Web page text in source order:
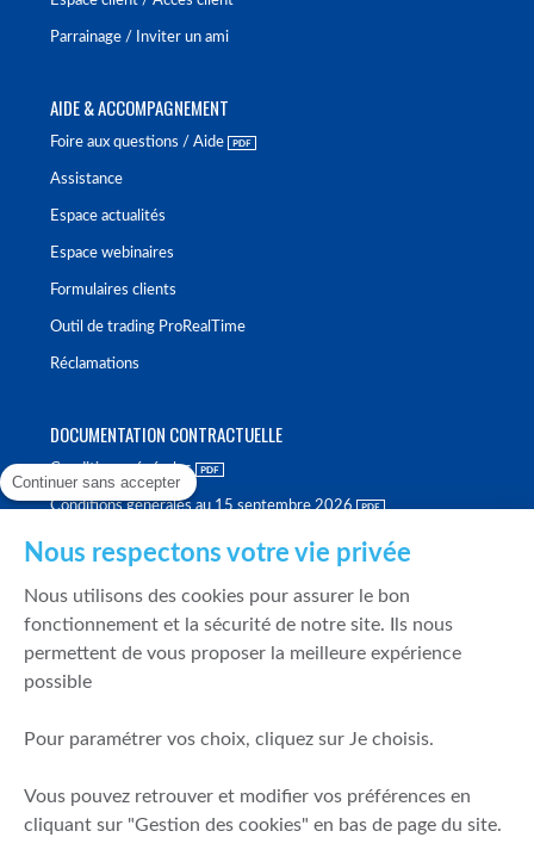
Parrainage / Inviter un ami
AIDE & ACCOMPAGNEMENT
Foire aux questions / Aide
Assistance
Espace actualités
Espace webinaires
Formulaires clients
Outil de trading ProRealTime
Réclamations
DOCUMENTATION CONTRACTUELLE
Conditions générales
Conditions générales au 15 septembre 2026
Politique de meilleure sélection
Politique de durabilité
Fonds de garantie des dépôts et de résolution
Mentions légales
Prévention de la fraude
Continuer sans accepter
Nous respectons votre vie privée
Nous utilisons des cookies pour assurer le bon
fonctionnement et la sécurité de notre site. Ils nous
permettent de vous proposer la meilleure expérience
possible
Pour paramétrer vos choix, cliquez sur Je choisis.
Vous pouvez retrouver et modifier vos préférences en
cliquant sur "Gestion des cookies" en bas de page du site.